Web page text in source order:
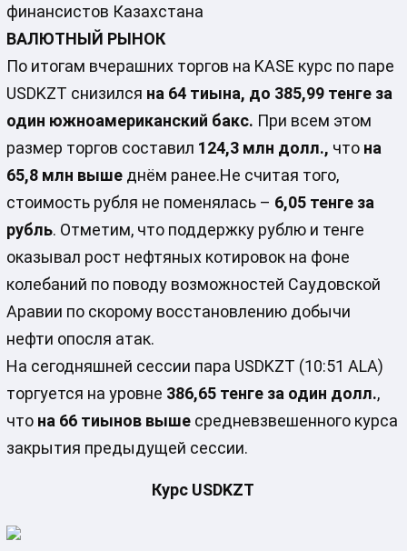
финансистов Казахстана
ВАЛЮТНЫЙ РЫНОК
По итогам вчерашних торгов на KASE курс по паре
USDKZT снизился на 64 тиына, до 385,99 тенге за
один южноамериканский бакс. При всем этом
размер торгов составил 124,3 млн долл., что на
65,8 млн вышеднём ранее.Не считая того,
стоимость рубля не поменялась – 6,05 тенге за
рубль. Отметим, что поддержку рублю и тенге
оказывал рост нефтяных котировок на фоне
колебаний по поводу возможностей Саудовской
Аравии по скорому восстановлению добычи
нефти опосля атак.
На сегодняшней сессии пара USDKZT (10:51 ALA)
торгуется на уровне 386,65 тенге за один долл.,
что на 66 тиынов вышесредневзвешенного курса
закрытия предыдущей сессии.
Курс USDKZT